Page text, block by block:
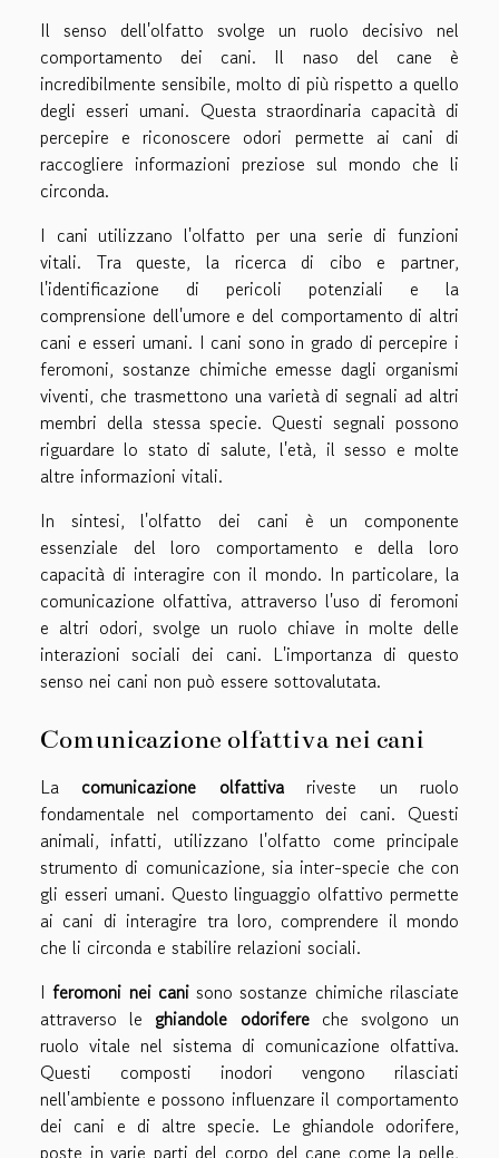
Il senso dell'olfatto svolge un ruolo decisivo nel
comportamento dei cani. Il naso del cane è
incredibilmente sensibile, molto di più rispetto a quello
degli esseri umani. Questa straordinaria capacità di
percepire e riconoscere odori permette ai cani di
raccogliere informazioni preziose sul mondo che li
circonda.
I cani utilizzano l'olfatto per una serie di funzioni
vitali. Tra queste, la ricerca di cibo e partner,
l'identificazione di pericoli potenziali e la
comprensione dell'umore e del comportamento di altri
cani e esseri umani. I cani sono in grado di percepire i
feromoni, sostanze chimiche emesse dagli organismi
viventi, che trasmettono una varietà di segnali ad altri
membri della stessa specie. Questi segnali possono
riguardare lo stato di salute, l'età, il sesso e molte
altre informazioni vitali.
In sintesi, l'olfatto dei cani è un componente
essenziale del loro comportamento e della loro
capacità di interagire con il mondo. In particolare, la
comunicazione olfattiva, attraverso l'uso di feromoni
e altri odori, svolge un ruolo chiave in molte delle
interazioni sociali dei cani. L'importanza di questo
senso nei cani non può essere sottovalutata.
Comunicazione olfattiva nei cani
La comunicazione olfattivariveste un ruolo
fondamentale nel comportamento dei cani. Questi
animali, infatti, utilizzano l'olfatto come principale
strumento di comunicazione, sia inter-specie che con
gli esseri umani. Questo linguaggio olfattivo permette
ai cani di interagire tra loro, comprendere il mondo
che li circonda e stabilire relazioni sociali.
Iferomoni nei canisono sostanze chimiche rilasciate
attraverso le ghiandole odorifereche svolgono un
ruolo vitale nel sistema di comunicazione olfattiva.
Questi composti inodori vengono rilasciati
nell'ambiente e possono influenzare il comportamento
dei cani e di altre specie. Le ghiandole odorifere,
poste in varie parti del corpo del cane come la pelle,